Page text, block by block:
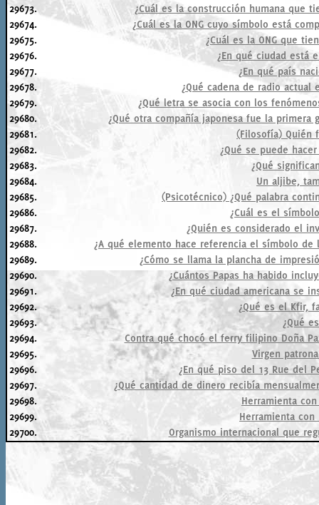
29673.
¿Cuál es la construcción humana que
29674.
¿Cuál es la ONG cuyo símbolo está
29675.
¿Cuál es la ONG que
29676.
¿En qué ciudad está
29677.
¿En qué país
29678.
¿Qué cadena de radio actual
29679.
¿Qué letra se asocia con los
29680.
¿Qué otra compañía japonesa fue la primera
29681.
(Filosofía) Quién
29682.
¿Qué se puede
29683.
¿Qué
29684.
Un aljibe,
29685.
(Psicotécnico) ¿Qué palabra
29686.
¿Cuál es el
29687.
¿Quién es considerado el
29688.
¿A qué elemento hace referencia el símbolo
29689.
¿Cómo se llama la plancha de
29690.
¿Cuántos Papas ha habido
29691.
¿En qué ciudad americana se
29692.
¿Qué es el Kfir,
29693.
¿Qué
29694.
Contra qué chocó el ferry filipino Doña
29695.
Virgen
29696.
¿En qué piso del 13 Rue del
29697.
¿Qué cantidad de dinero recibía
29698.
Herramienta
29699.
Herramienta
29700.
Organismo internacional que